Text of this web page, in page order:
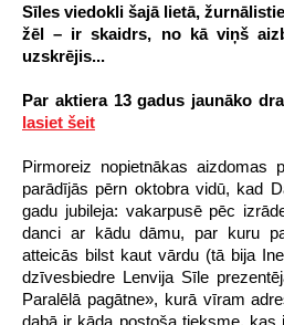
Sīles viedokli šajā lietā,
žēl – ir skaidrs, no kā viņš
uzskrējis...
Par aktiera 13 gadus jaunāko
lasiet šeit
Pirmoreiz nopietnākas
parādījās pērn oktobra vidū, kad
gadu jubileja: vakarpusē pēc
danci ar kādu dāmu, par kuru
atteicās bilst kaut vārdu (tā bija
dzīvesbiedre Lenvija Sīle
Paralēlā pagātne», kurā vīram
dabā ir kāda postoša tieksme,